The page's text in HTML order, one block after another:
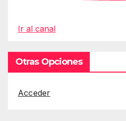
Ir al canal
Otras Opciones
Acceder